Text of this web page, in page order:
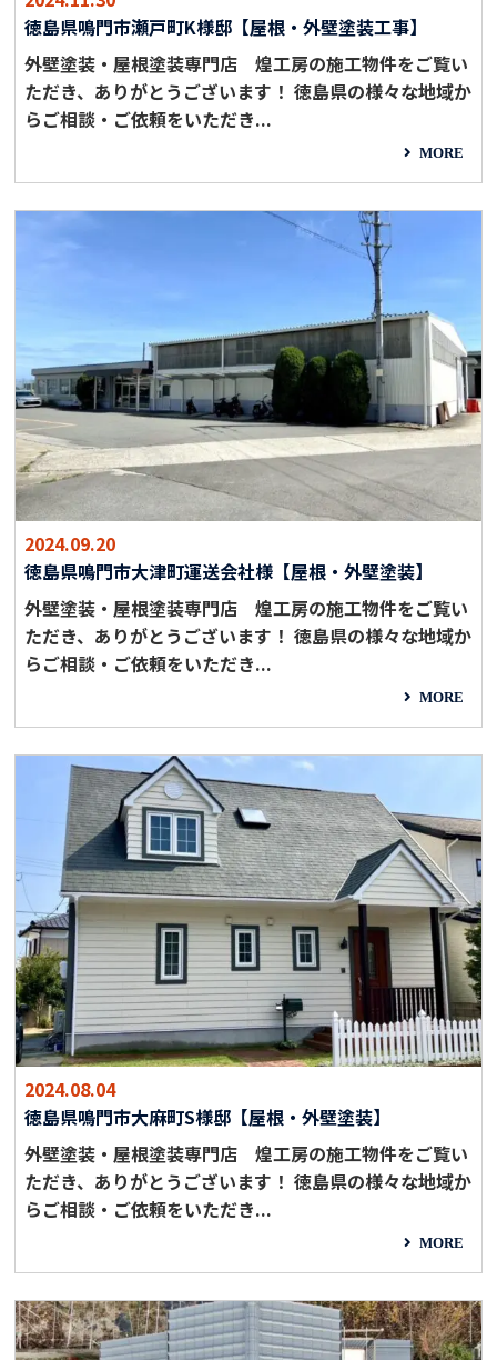
徳島県鳴門市瀬戸町K様邸【屋根・外壁塗装工事】
外壁塗装・屋根塗装専門店 煌工房の施工物件をご覧い
ただき、ありがとうございます！ 徳島県の様々な地域か
らご相談・ご依頼をいただき...
MORE
2024.09.20
徳島県鳴門市大津町運送会社様【屋根・外壁塗装】
外壁塗装・屋根塗装専門店 煌工房の施工物件をご覧い
ただき、ありがとうございます！ 徳島県の様々な地域か
らご相談・ご依頼をいただき...
MORE
2024.08.04
徳島県鳴門市大麻町S様邸【屋根・外壁塗装】
外壁塗装・屋根塗装専門店 煌工房の施工物件をご覧い
ただき、ありがとうございます！ 徳島県の様々な地域か
らご相談・ご依頼をいただき...
MORE